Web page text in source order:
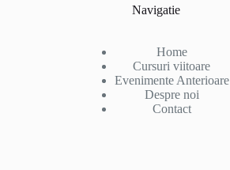
Navigatie
Home
Cursuri viitoare
Evenimente Anterioare
Despre noi
Contact